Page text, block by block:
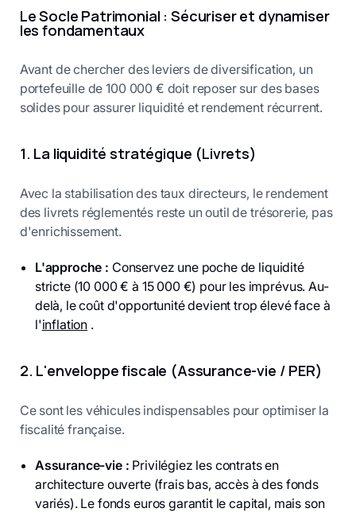
Le Socle Patrimonial : Sécuriser et dynamiser
les fondamentaux
Avant de chercher des leviers de diversification, un
portefeuille de 100 000 € doit reposer sur des bases
solides pour assurer liquidité et rendement récurrent.
1. La liquidité stratégique (Livrets)
Avec la stabilisation des taux directeurs, le rendement
des livrets réglementés reste un outil de trésorerie, pas
d'enrichissement.
L'approche : Conservez une poche de liquidité
stricte (10 000 € à 15 000 €) pour les imprévus. Au-
delà, le coût d'opportunité devient trop élevé face à
l'inflation .
2. L'enveloppe fiscale (Assurance-vie / PER)
Ce sont les véhicules indispensables pour optimiser la
fiscalité française.
Assurance-vie : Privilégiez les contrats en
architecture ouverte (frais bas, accès à des fonds
variés). Le fonds euros garantit le capital, mais son